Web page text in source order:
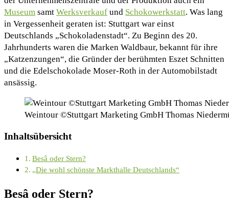
Museum samt Werksverkauf und Schokowerkstatt. Was lang
in Vergessenheit geraten ist: Stuttgart war einst
Deutschlands „Schokoladenstadt“. Zu Beginn des 20.
Jahrhunderts waren die Marken Waldbaur, bekannt für ihre
„Katzenzungen“, die Gründer der berühmten Eszet Schnitten
und die Edelschokolade Moser-Roth in der Automobilstadt
ansässig.
Weintour ©Stuttgart Marketing GmbH Thomas
Inhaltsübersicht
Besâ oder Stern?
„Die wohl schönste Markthalle Deutschlands“
Besâ oder Stern?